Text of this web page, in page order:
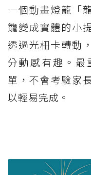
一個動畫燈籠「
籠變成實體的小
透過光柵卡轉動
分動感有趣。最
單，不會考驗家
以輕易完成。